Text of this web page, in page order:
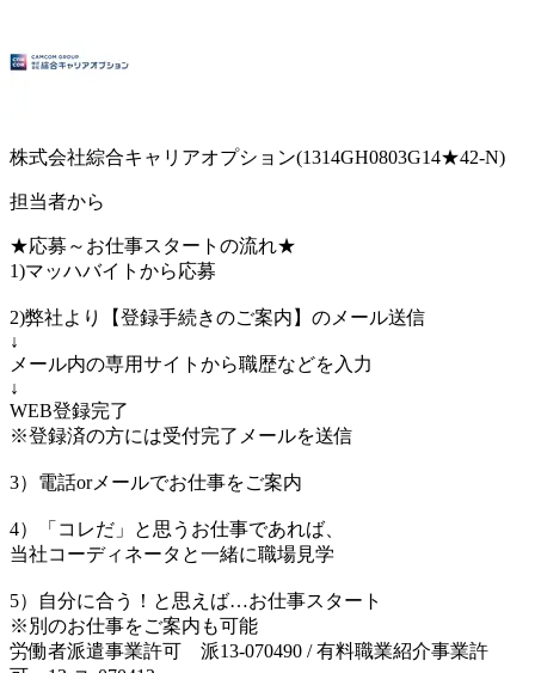
株式会社綜合キャリアオプション(1314GH0803G14★42-N)
担当者から
★応募～お仕事スタートの流れ★
1)マッハバイトから応募
2)弊社より【登録手続きのご案内】のメール送信
↓
メール内の専用サイトから職歴などを入力
↓
WEB登録完了
※登録済の方には受付完了メールを送信
3）電話orメールでお仕事をご案内
4）「コレだ」と思うお仕事であれば、
当社コーディネータと一緒に職場見学
5）自分に合う！と思えば…お仕事スタート
※別のお仕事をご案内も可能
労働者派遣事業許可 派13-070490 / 有料職業紹介事業許